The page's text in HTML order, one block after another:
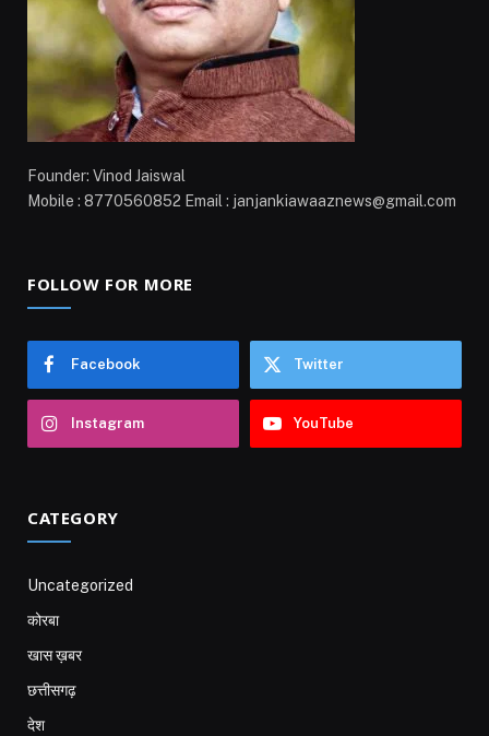
Founder: Vinod Jaiswal
Mobile : 8770560852 Email : janjankiawaaznews@gmail.com
FOLLOW FOR MORE
Facebook Twitter
Instagram YouTube
CATEGORY
Uncategorized
कोरबा
खास ख़बर
छत्तीसगढ़
देश